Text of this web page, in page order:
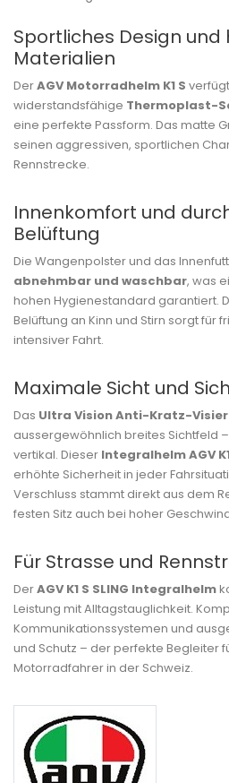
Sportliches Design
Materialien
DerAGV Motorradhelm K1 S
widerstandsfähige Thermoplast-
eine perfekte Passform. Das matte
seinen aggressiven, sportlichen
Rennstrecke.
Innenkomfort und
Belüftung
Die Wangenpolster und das
abnehmbar und waschbar, was
hohen Hygienestandard garantiert.
Belüftung an Kinn und Stirn sorgt für
intensiver Fahrt.
Maximale Sicht und
Das Ultra Vision Anti-Kratz-Visier
aussergewöhnlich breites Sichtfeld
vertikal. Dieser Integralhelm AGV
erhöhte Sicherheit in jeder
Verschluss stammt direkt aus dem
festen Sitz auch bei hoher
Für Strasse und
DerAGV K1 S SLING Integralhelm
Leistung mit Alltagstauglichkeit.
Kommunikationssystemen und
und Schutz – der perfekte Begleiter
Motorradfahrer in der Schweiz.